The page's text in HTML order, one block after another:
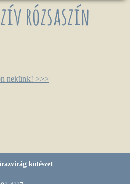
rózsaszín
nekünk! >>>
kötészet